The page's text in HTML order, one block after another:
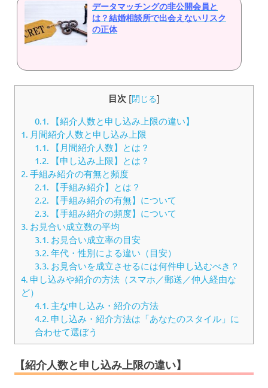
データマッチングの非公開会員と
は？結婚相談所で出会えないリスク
の正体
目次 [閉じる]
0.1.
【紹介人数と申し込み上限の違い】
1.
月間紹介人数と申し込み上限
1.1.
【月間紹介人数】とは？
1.2.
【申し込み上限】とは？
2. 手組み紹介の有無と頻度
2.1.
【手組み紹介】とは？
2.2.
【手組み紹介の有無】について
2.3.
【手組み紹介の頻度】について
3. お見合い成立数の平均
3.1. お見合い成立率の目安
3.2. 年代・性別による違い（目安）
3.3. お見合いを成立させるには何件申し込むべき？
4. 申し込みや紹介の方法（スマホ／郵送／仲人経由な
ど）
4.1. 主な申し込み・紹介の方法
4.2. 申し込み・紹介方法は「あなたのスタイル」に
合わせて選ぼう
【紹介人数と申し込み上限の違い】